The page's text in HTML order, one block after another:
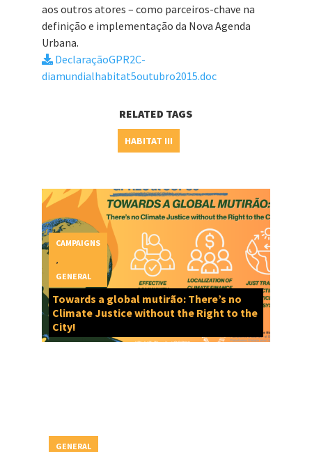
aos outros atores – como parceiros-chave na
definição e implementação da Nova Agenda
Urbana.
DeclaraçãoGPR2C-
diamundialhabitat5outubro2015.doc
RELATED TAGS
HABITAT III
Towards a global mutirão: There’s no
Climate Justice without the Right to the
City!
CAMPAIGNS
GENERAL
GENERAL